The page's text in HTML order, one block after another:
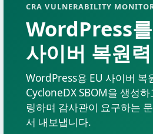
CRA VULNERABILITY
WordPress
사이버 복원
WordPress용 EU 사이버 복
CycloneDX SBOM을 생성
링하며 감사관이 요구하는
서 내보냅니다.